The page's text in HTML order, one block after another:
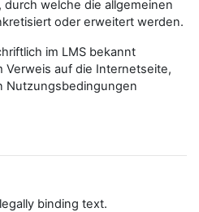
welche die allgemeinen
oder erweitert werden.
im LMS bekannt
auf die Internetseite,
Nutzungsbedingungen
binding text.